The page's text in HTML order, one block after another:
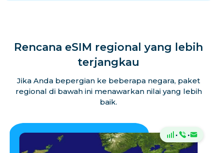
Rencana eSIM regional yang lebih
terjangkau
Jika Anda bepergian ke beberapa negara, paket
regional di bawah ini menawarkan nilai yang lebih
baik.
· ·